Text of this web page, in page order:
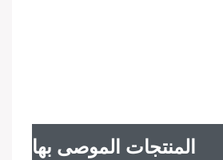
المنتجات الموصى بها